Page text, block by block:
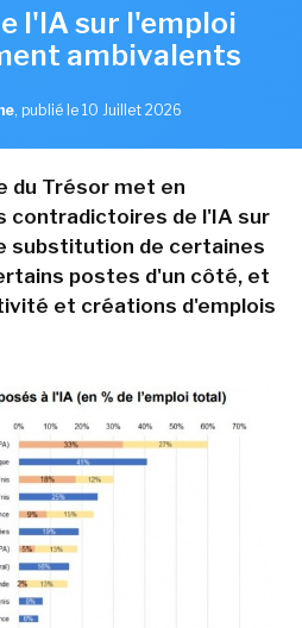
l'IA sur l'emploi
ambivalents
, publié le 10 Juillet 2026
du Trésor met en
contradictoires de l'IA sur
substitution de certaines
postes d'un côté, et
et créations d'emplois